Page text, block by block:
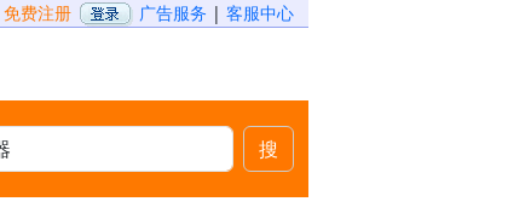
免费注册 广告服务 | 客服中心
搜